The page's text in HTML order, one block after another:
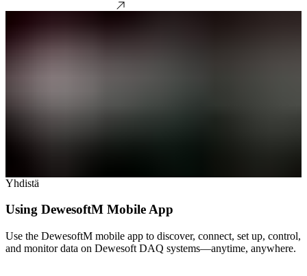
Yhdistä
Using DewesoftM Mobile App
Use the DewesoftM mobile app to discover, connect, set up, control,
and monitor data on Dewesoft DAQ systems—anytime, anywhere.